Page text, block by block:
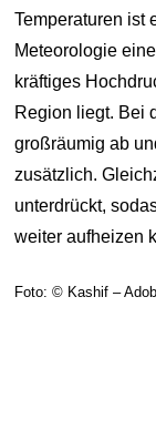
Temperaturen ist
Meteorologie
kräftiges
Region liegt. Bei
großräumig ab
zusätzlich.
unterdrückt,
weiter aufheizen
Foto: © Kashif –